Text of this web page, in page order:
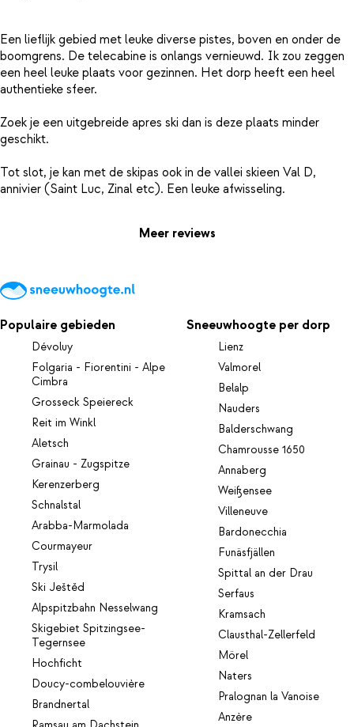
Een lieflijk gebied met leuke diverse pistes, boven en onder de
boomgrens. De telecabine is onlangs vernieuwd. Ik zou zeggen
een heel leuke plaats voor gezinnen. Het dorp heeft een heel
authentieke sfeer.
Zoek je een uitgebreide apres ski dan is deze plaats minder
geschikt.
Tot slot, je kan met de skipas ook in de vallei skieen Val D,
Meer reviews
Populaire gebieden
Dévoluy
Folgaria - Fiorentini - Alpe
Cimbra
Grosseck Speiereck
Reit im Winkl
Aletsch
Grainau - Zugspitze
Kerenzerberg
Schnalstal
Arabba-Marmolada
Courmayeur
Trysil
Ski Ještěd
Alpspitzbahn Nesselwang
Skigebiet Spitzingsee-
Tegernsee
Hochficht
Doucy-combelouvière
Brandnertal
Sneeuwhoogte per dorp
Lienz
Valmorel
Belalp
Nauders
Balderschwang
Chamrousse 1650
Annaberg
Weißensee
Villeneuve
Bardonecchia
Funäsfjällen
Spittal an der Drau
Serfaus
Kramsach
Clausthal-Zellerfeld
Mörel
Naters
Pralognan la Vanoise
Anzère